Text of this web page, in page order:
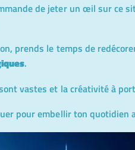
de jeter un œil sur ce
prends le temps de
.
vastes et la créativité à
pour embellir ton quotidien